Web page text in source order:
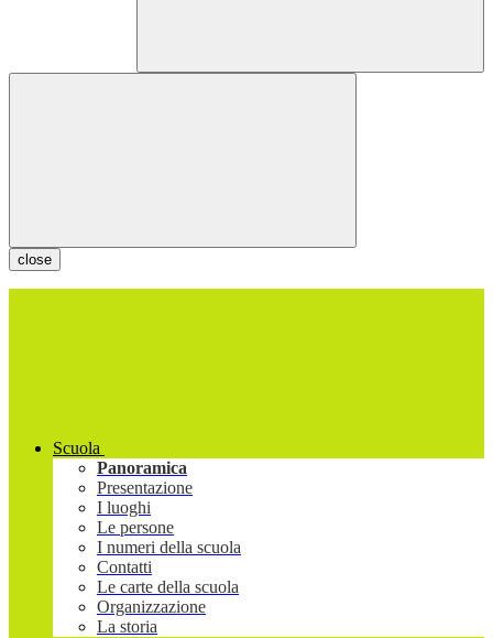
close
Scuola
Panoramica
Presentazione
I luoghi
Le persone
I numeri della scuola
Contatti
Le carte della scuola
Organizzazione
La storia